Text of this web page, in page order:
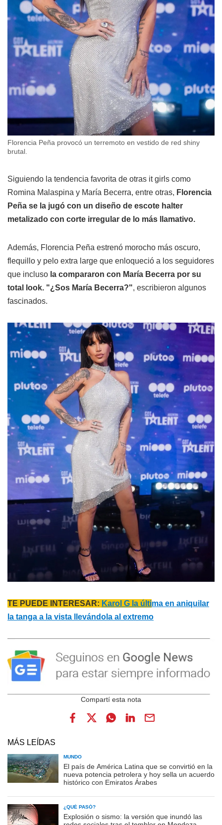
Florencia Peña provocó un terremoto en vestido de red shiny
brutal.
Siguiendo la tendencia favorita de otras it girls como
Romina Malaspina y María Becerra, entre otras, Florencia
Peña se la jugó con un diseño de escote halter
metalizado con corte irregular de lo más llamativo.
Además, Florencia Peña estrenó morocho más oscuro,
flequillo y pelo extra large que enloqueció a los seguidores
que incluso la compararon con María Becerra por su
total look. "¿Sos María Becerra?", escribieron algunos
fascinados.
TE PUEDE INTERESAR: Karol G la última en aniquilar
la tanga a la vista llevándola al extremo
MÁS LEÍDAS
MUNDO
El país de América Latina que se convirtió en la
nueva potencia petrolera y hoy sella un acuerdo
histórico con Emiratos Árabes
¿QUÉ PASÓ?
Explosión o sismo: la versión que inundó las